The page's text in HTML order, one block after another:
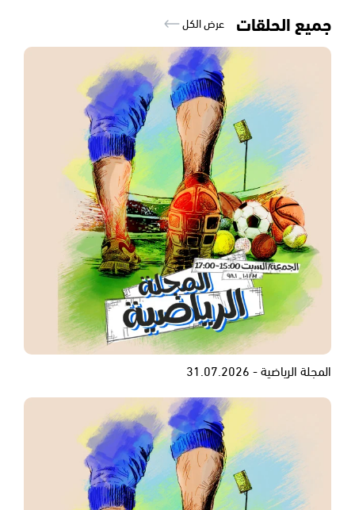
جميع الحلقات عرض الكل
المجلة الرياضية - 31.07.2026